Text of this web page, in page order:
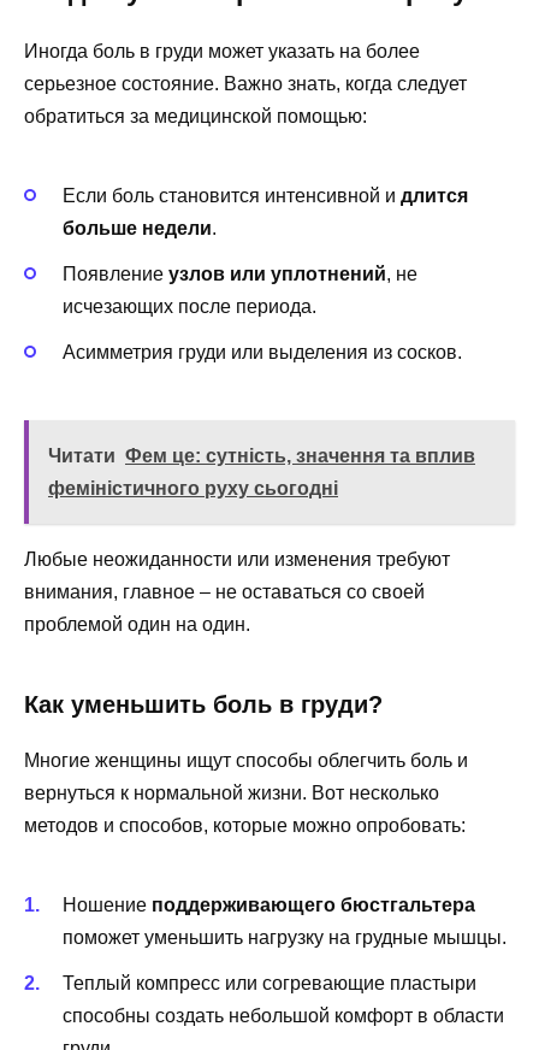
Иногда боль в груди может указать на более
серьезное состояние. Важно знать, когда следует
обратиться за медицинской помощью:
Если боль становится интенсивной и длится
больше недели.
Появление узлов или уплотнений, не
исчезающих после периода.
Асимметрия груди или выделения из сосков.
Читати Фем це: сутність, значення та вплив
феміністичного руху сьогодні
Любые неожиданности или изменения требуют
внимания, главное – не оставаться со своей
проблемой один на один.
Как уменьшить боль в груди?
Многие женщины ищут способы облегчить боль и
вернуться к нормальной жизни. Вот несколько
методов и способов, которые можно опробовать:
Ношение поддерживающего бюстгальтера
поможет уменьшить нагрузку на грудные мышцы.
Теплый компресс или согревающие пластыри
способны создать небольшой комфорт в области